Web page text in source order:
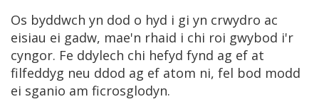
Os byddwch yn dod o hyd i gi yn crwydro ac
eisiau ei gadw, mae'n rhaid i chi roi gwybod i'r
cyngor. Fe ddylech chi hefyd fynd ag ef at
filfeddyg neu ddod ag ef atom ni, fel bod modd
ei sganio am ficrosglodyn.